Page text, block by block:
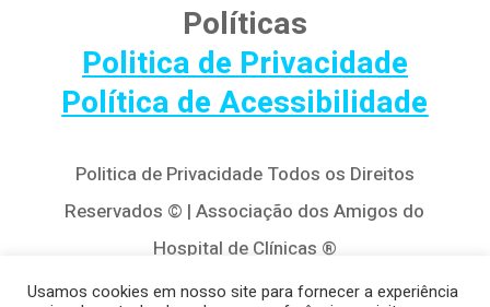
Políticas
Politica de Privacidade
Política de Acessibilidade
Politica de Privacidade Todos os Direitos
Reservados © | Associação dos Amigos do
Hospital de Clínicas ®
Av. Agostinho Leão Jr, 320 – Alto da Glória,
Usamos cookies em nosso site para fornecer a experiência